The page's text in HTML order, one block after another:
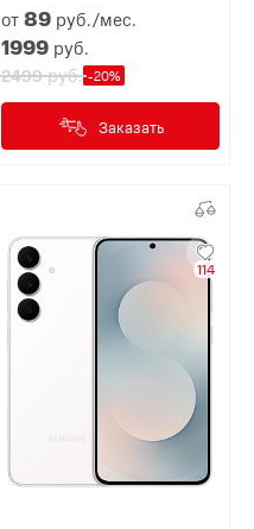
от89 руб./мес.
1999 руб.
2499руб. -20%
Заказать
114